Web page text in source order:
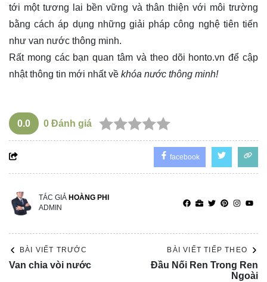
tới một tương lai bền vững và thân thiện với môi trường
bằng cách áp dụng những giải pháp công nghệ tiên tiến
như van nước thông minh.
Rất mong các bạn quan tâm và theo dõi honto.vn để cập
nhật thông tin mới nhất về khóa nước thông minh!
0.0 0 Đánh giá
facebook
TÁC GIẢ HOÀNG PHI
ADMIN
BÀI VIẾT TRƯỚC
Van chia vòi nước
BÀI VIẾT TIẾP THEO
Đầu Nối Ren Trong Ren
Ngoài